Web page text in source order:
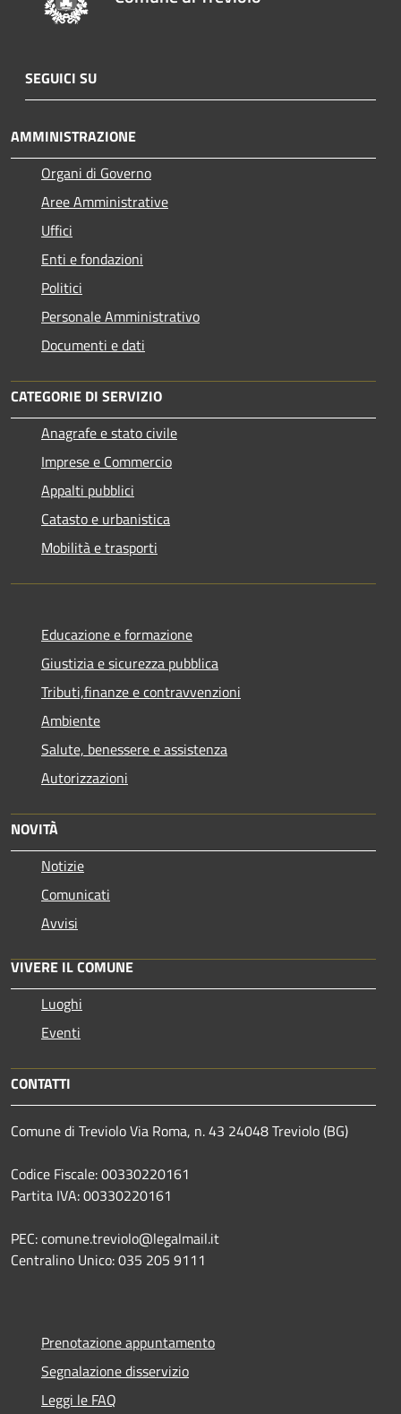
SEGUICI SU
AMMINISTRAZIONE
Organi di Governo
Aree Amministrative
Uffici
Enti e fondazioni
Politici
Personale Amministrativo
Documenti e dati
CATEGORIE DI SERVIZIO
Anagrafe e stato civile
Imprese e Commercio
Appalti pubblici
Catasto e urbanistica
Mobilità e trasporti
Educazione e formazione
Giustizia e sicurezza pubblica
Tributi,finanze e contravvenzioni
Ambiente
Salute, benessere e assistenza
Autorizzazioni
NOVITÀ
Notizie
Comunicati
Avvisi
VIVERE IL COMUNE
Luoghi
Eventi
CONTATTI
Comune di Treviolo Via Roma, n. 43 24048 Treviolo (BG)
Codice Fiscale: 00330220161
Partita IVA: 00330220161
PEC: comune.treviolo@legalmail.it
Centralino Unico:035 205 9111
Prenotazione appuntamento
Segnalazione disservizio
Leggi le FAQ